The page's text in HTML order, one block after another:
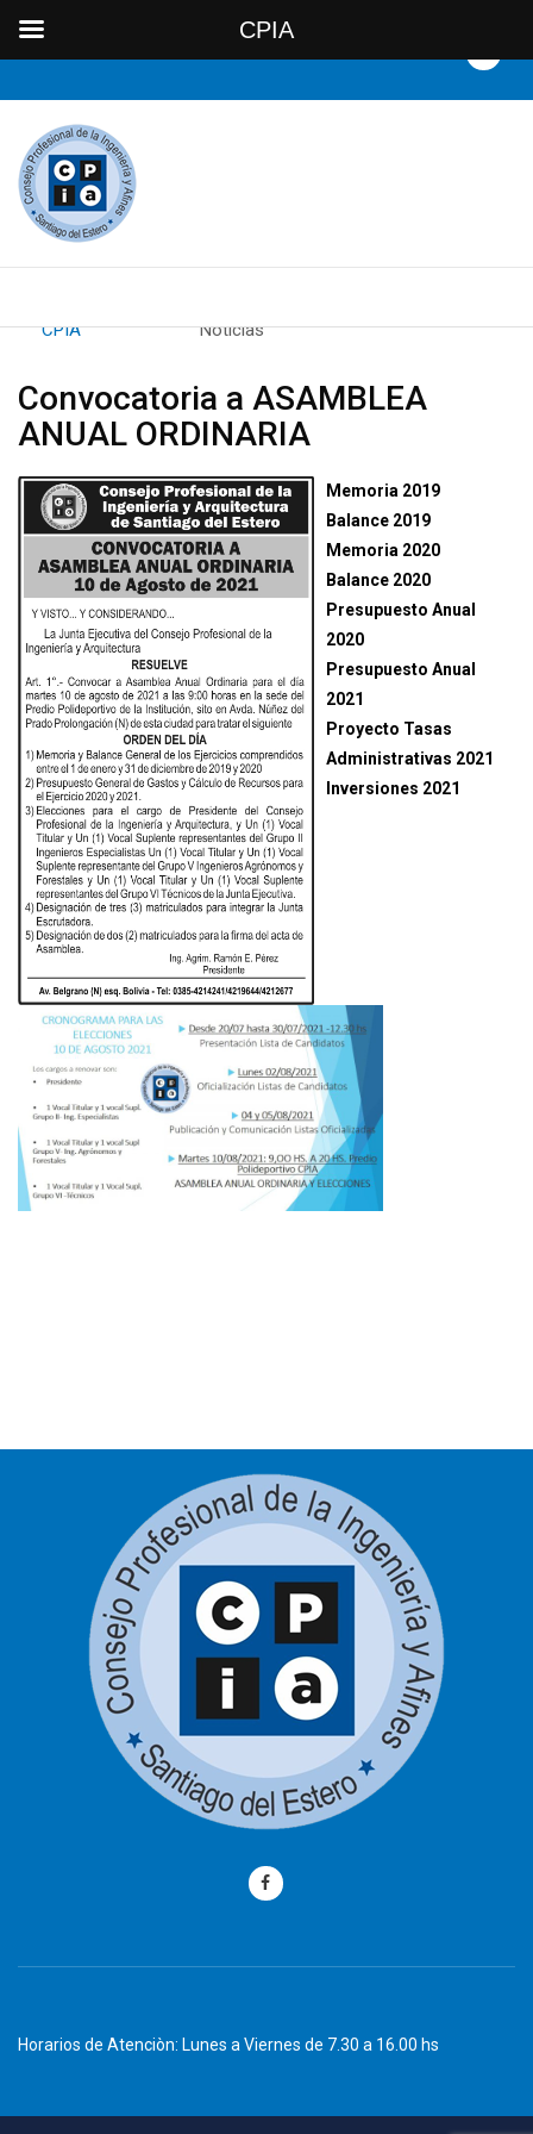
ByCPIA Category: Noticias
Convocatoria a ASAMBLEA
ANUAL ORDINARIA
Memoria 2019
Balance 2019
Memoria 2020
Balance 2020
Presupuesto Anual
2020
Presupuesto Anual
2021
Proyecto Tasas
Administrativas 2021
Inversiones 2021
Horarios de Atenciòn: Lunes a Viernes de 7.30 a 16.00 hs
CPIA